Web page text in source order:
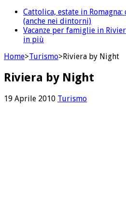
Cattolica, estate in Romagna:
(anche nei dintorni)
Vacanze per famiglie in
in più
Home>Turismo>Riviera by Night
Riviera by Night
19 Aprile 2010 Turismo